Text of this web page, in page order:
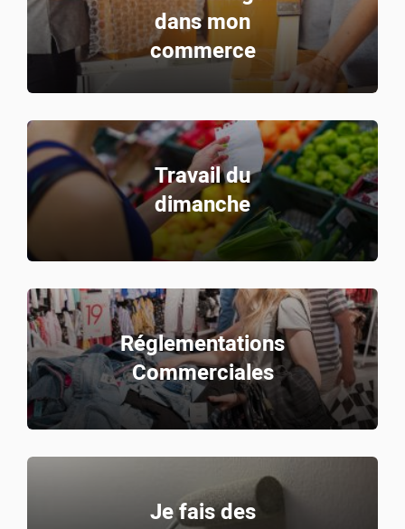
dans mon
commerce
Travail du
dimanche
Réglementations
Commerciales
Je fais des